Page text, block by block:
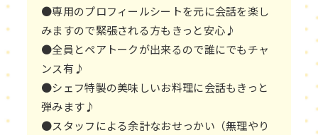
●専用のプロフィールシートを元に会話を楽し
みますので緊張される方もきっと安心♪
●全員とペアトークが出来るので誰にでもチャ
ンス有♪
●シェフ特製の美味しいお料理に会話もきっと
弾みます♪
●スタッフによる余計なおせっかい（無理やり